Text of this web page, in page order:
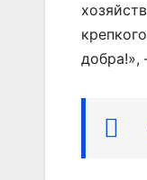
добра!»,